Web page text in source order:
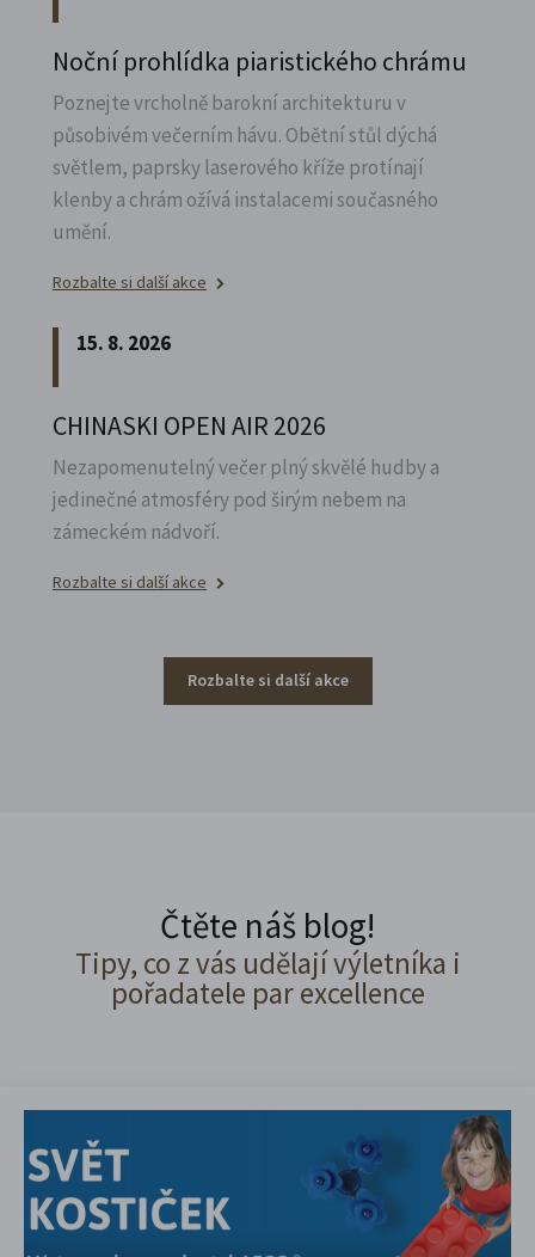
Noční prohlídka piaristického chrámu
Poznejte vrcholně barokní architekturu v
působivém večerním hávu. Obětní stůl dýchá
světlem, paprsky laserového kříže protínají
klenby a chrám ožívá instalacemi současného
umění.
Rozbalte si další akce
15. 8. 2026
CHINASKI OPEN AIR 2026
Nezapomenutelný večer plný skvělé hudby a
jedinečné atmosféry pod širým nebem na
zámeckém nádvoří.
Rozbalte si další akce
Rozbalte si další akce
Čtěte náš blog!
Tipy, co z vás udělají výletníka i
pořadatele par excellence